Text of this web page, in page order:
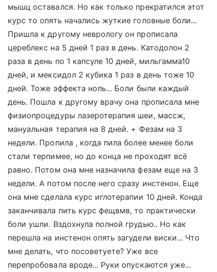
мышц оставался. Но как только прекратился этот
курс то опять начались жуткие головные боли...
Пришла к другому неврологу он прописала
цереблекс на 5 дней 1 раз в день. Катодолон 2
раза в день по 1 капсуле 10 дней, мильгамма10
дней, и мексидол 2 кубика 1 раз в день тоже 10
дней. Тоже эффекта ноль... Боли были каждый
день. Пошла к другому врачу она прописала мне
физиопроцедуры лазеротерапия шеи, массж,
мануальная терапия на 8 дней. + Фезам на 3
недели. Пропила , когда пила более менее боли
стали терпимее, но до конца не проходят всё
равно. Потом она мне назначила фезам еще на 3
недели. А потом после него сразу инстенон. Еще
она мне сделала курс иглотерапии 10 дней. Конда
заканчивала пить курс фещвмв, то практически
боли ушли. Вздохнула полной грудью.. Но как
перешла на инстенон опять загудели виски... Что
мне делать, что посоветуете? Уже все
перепробовала вроде... Руки опускаются уже...